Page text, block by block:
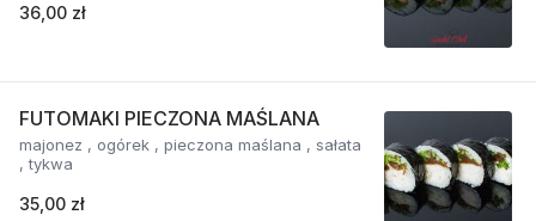
36,00 zł
FUTOMAKI PIECZONA MAŚLANA
majonez , ogórek , pieczona maślana , sałata
, tykwa
35,00 zł